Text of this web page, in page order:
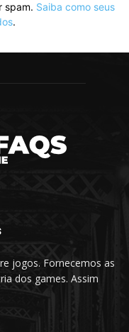
spam. Saiba como seus
.
jogos. Fornecemos as
dos games. Assim